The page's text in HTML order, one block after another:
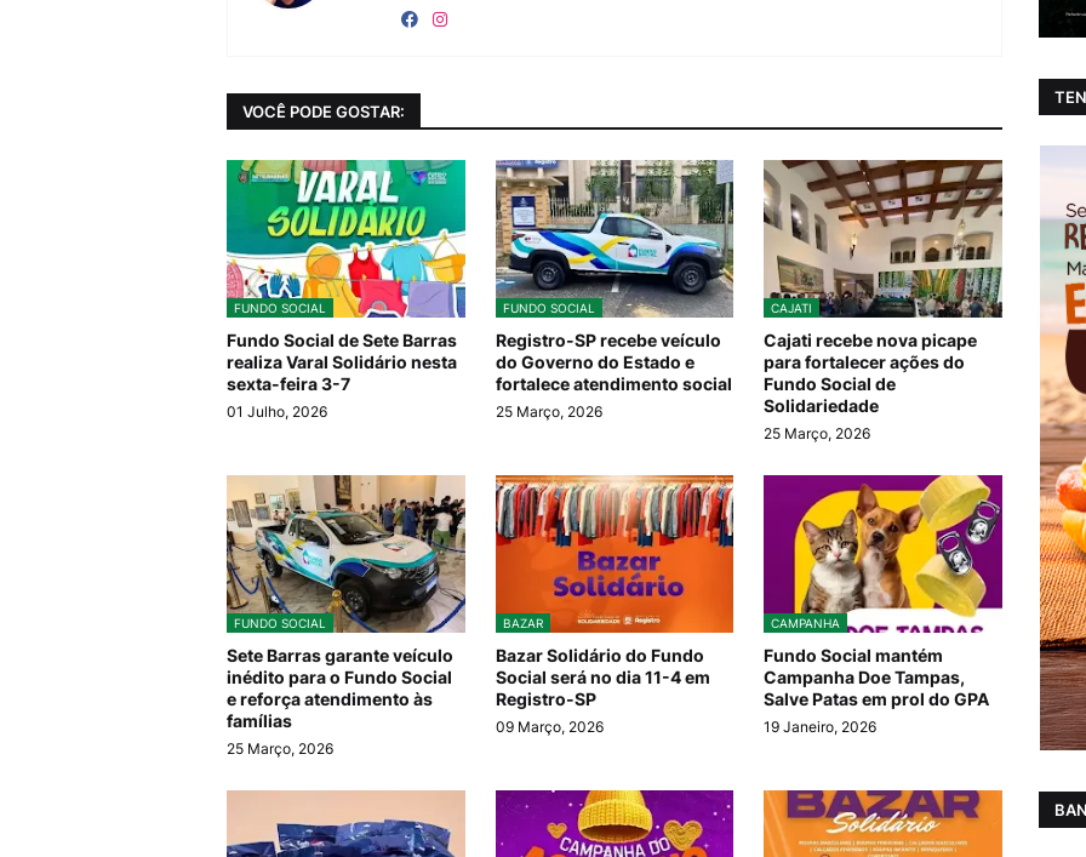
VOCÊ PODE GOSTAR:
FUNDO SOCIAL
Fundo Social de Sete Barras
realiza Varal Solidário nesta
sexta-feira 3-7
01 Julho, 2026
FUNDO SOCIAL
Registro-SP recebe veículo
do Governo do Estado e
fortalece atendimento social
25 Março, 2026
CAJATI
Cajati recebe nova picape
para fortalecer ações do
Fundo Social de
Solidariedade
25 Março, 2026
FUNDO SOCIAL
Sete Barras garante veículo
inédito para o Fundo Social
e reforça atendimento às
famílias
25 Março, 2026
BAZAR
Bazar Solidário do Fundo
Social será no dia 11-4 em
Registro-SP
09 Março, 2026
CAMPANHA
Fundo Social mantém
Campanha Doe Tampas,
Salve Patas em prol do GPA
19 Janeiro, 2026